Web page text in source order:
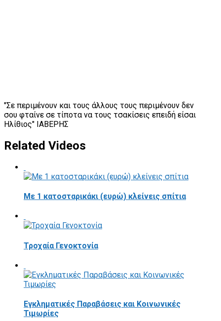
"Σε περιμένουν και τους άλλους τους περιμένουν δεν
σου φταίνε σε τίποτα να τους τσακίσεις επειδή είσαι
Ηλίθιος" ΙΑΒΕΡΗΣ
Related Videos
Με 1 κατοσταρικάκι (ευρώ) κλείνεις σπίτια
Τροχαία Γενοκτονία
Εγκληματικές Παραβάσεις και Κοινωνικές
Τιμωρίες